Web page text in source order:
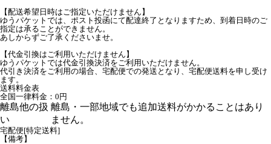
【配送希望日時はご指定いただけません】
ゆうパケットでは、ポスト投函にて配達終了となりますため、到着日時のご
指定は承ることができません。
あしからずご了承くださいませ。
【代金引換はご利用いただけません】
ゆうパケットでは代金引換決済をご利用いただけません。
代引き決済をご利用の場合、宅配便での発送となり、宅配便送料を申し受け
ます。
送料料金表
全国一律料金：0円
離島他の扱
い
離島・一部地域でも追加送料がかかることはあり
ません。
宅配便[特定送料]
【備考】